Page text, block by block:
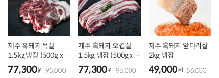
제주 흑돼지 목살
1.5kg 냉장 (500g x 3
팩 구성)
77,300원 95,000
제주 흑돼지 오겹살
1.5kg 냉장 (500g x 3
팩 구성)
77,300원 95,000
제주 흑돼지 앞다리살
2kg 냉장
49,000원 56,000